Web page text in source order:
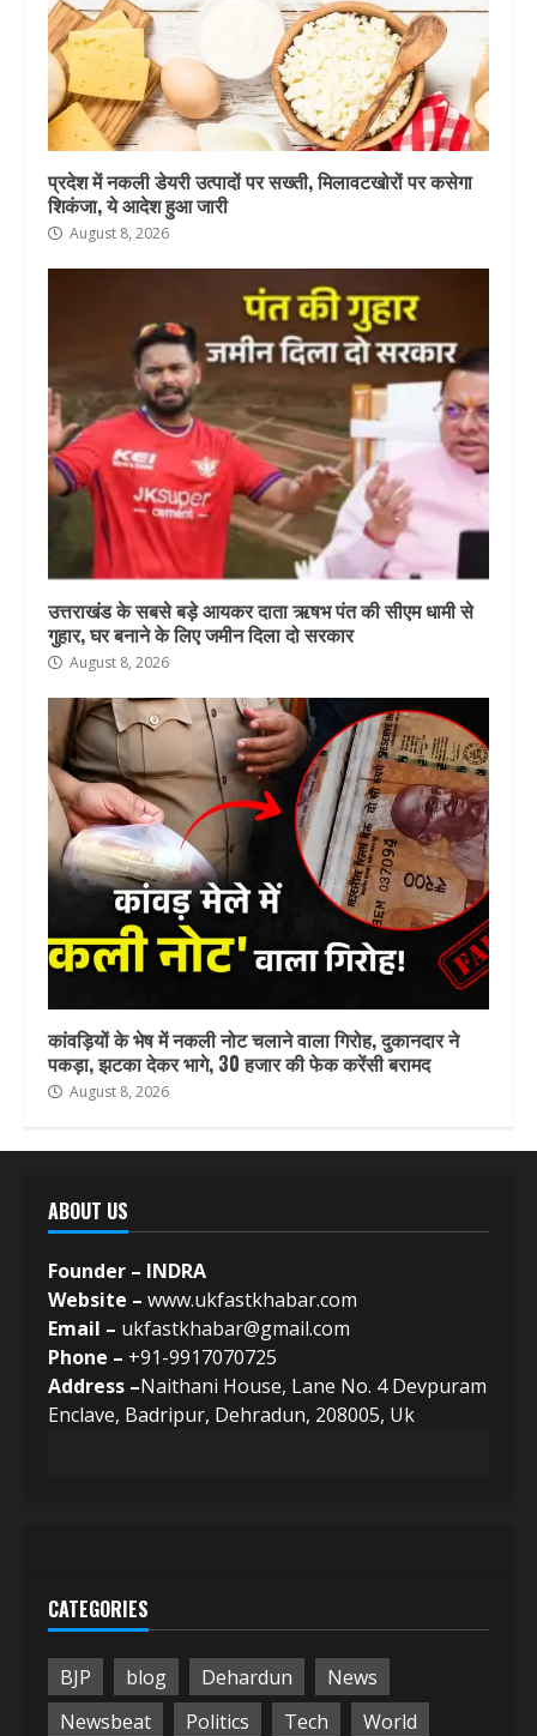
प्रदेश में नकली डेयरी उत्पादों पर सख्ती, मिलावटखोरों पर कसेगा
शिकंजा, ये आदेश हुआ जारी
August 8, 2026
उत्तराखंड के सबसे बड़े आयकर दाता ऋषभ पंत की सीएम धामी से
गुहार, घर बनाने के लिए जमीन दिला दो सरकार
August 8, 2026
कांवड़ियों के भेष में नकली नोट चलाने वाला गिरोह, दुकानदार ने
पकड़ा, झटका देकर भागे, 30 हजार की फेक करेंसी बरामद
August 8, 2026
ABOUT US
Founder – INDRA
Website – www.ukfastkhabar.com
Email – ukfastkhabar@gmail.com
Phone – +91-9917070725
Address –Naithani House, Lane No. 4 Devpuram
Enclave, Badripur, Dehradun, 208005, Uk
CATEGORIES
BJP blog Dehardun
News
Newsbeat
Politics Tech
World